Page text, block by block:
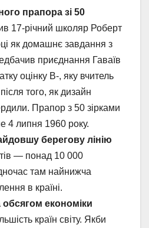
прапора зі 50
17-річний школяр Роберт
як домашнє завдання з
приєднання Гаваїв
оцінку B-, яку вчитель
того, як дизайн
Прапор з 50 зірками
4 липня 1960 року.
берегову лінію
— понад 10 000
там найнижча
в країні.
обсягом економіки
країн світу. Якби